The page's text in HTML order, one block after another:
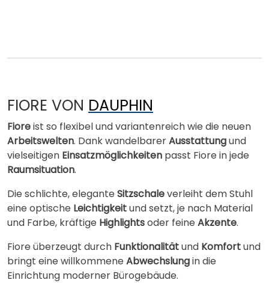
FIORE VON DAUPHIN
Fioreist so flexibel und variantenreich wie die neuen
Arbeitswelten. Dank wandelbarerAusstattungund
vielseitigen Einsatzmöglichkeiten passt Fiore in jede
Raumsituation.
Die schlichte, elegante Sitzschaleverleiht dem Stuhl
eine optische Leichtigkeitund setzt, je nach Material
und Farbe, kräftige Highlightsoder feine Akzente.
Fiore überzeugt durch Funktionalitätund Komfortund
bringt eine willkommene Abwechslungin die
Einrichtung moderner Bürogebäude.